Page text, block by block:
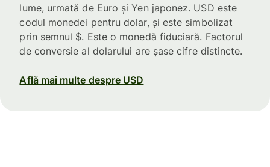
lume, urmată de Euro și Yen japonez. USD este
codul monedei pentru dolar, și este simbolizat
prin semnul $. Este o monedă fiduciară. Factorul
de conversie al dolarului are șase cifre distincte.
Află mai multe despre USD